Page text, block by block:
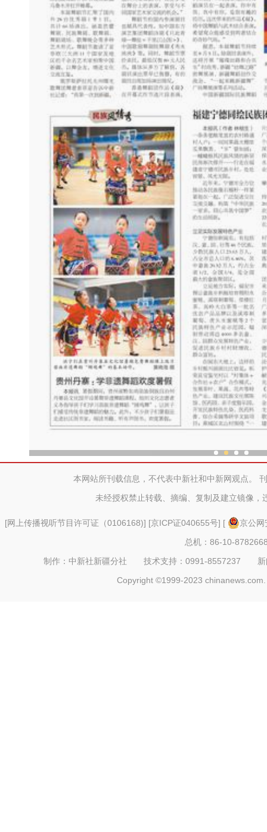
本网站所刊载信息，不代表中新社和中新网观点。
未经授权禁止转载、摘编、复制及建立镜像，
[网上传播视听节目许可证（0106168)] [京ICP证040655号] [
京公
总机：86-10-
制作：中新社新疆分社 技术支持：0991-8557237
Copyright ©1999-2023